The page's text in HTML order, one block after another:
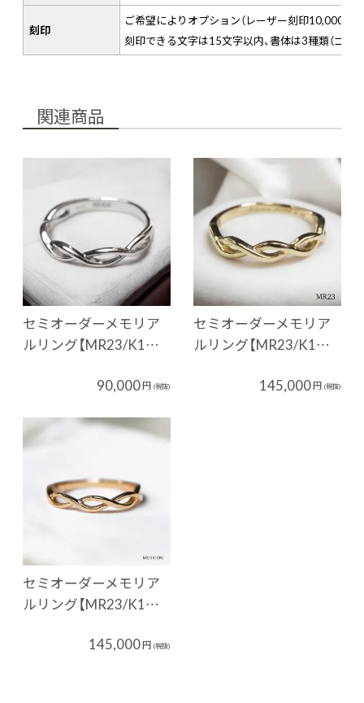
刻印
ご希望によりオプション（レーザー刻印10,000円
刻印できる文字は15文字以内、書体は3種類（ゴシ
関連商品
セミオーダーメモリア
ルリング【MR23/K1…
90,000円 (税抜)
セミオーダーメモリア
ルリング【MR23/K1…
145,000円 (税抜)
セミオーダーメモリア
ルリング【MR23/K1…
145,000円 (税抜)